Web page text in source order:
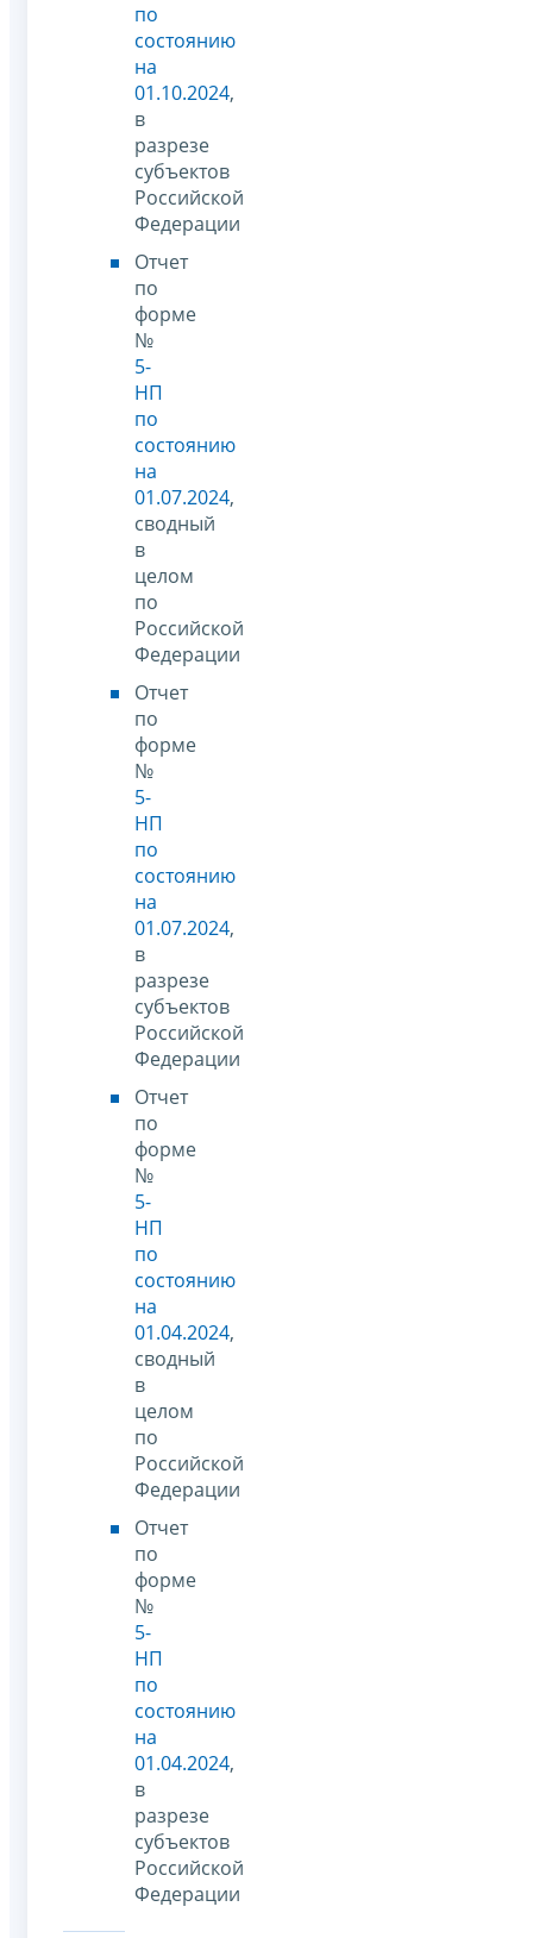
по
состоянию
на
01.10.2024,
в
разрезе
субъектов
Российской
Федерации
Отчет
по
форме
№
5-
НП
по
состоянию
на
01.07.2024,
сводный
в
целом
по
Российской
Федерации
Отчет
по
форме
№
5-
НП
по
состоянию
на
01.07.2024,
в
разрезе
субъектов
Российской
Федерации
Отчет
по
форме
№
5-
НП
по
состоянию
на
01.04.2024,
сводный
в
целом
по
Российской
Федерации
Отчет
по
форме
№
5-
НП
по
состоянию
на
01.04.2024,
в
разрезе
субъектов
Российской
Федерации